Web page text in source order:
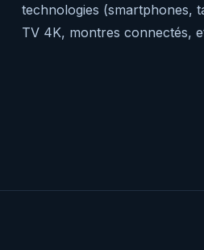
technologies (smartphones,
TV 4K, montres connectés,